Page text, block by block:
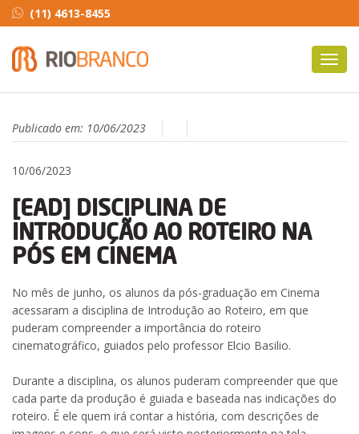
(11) 4613-8455
Publicado em: 10/06/2023
10/06/2023
[EAD] DISCIPLINA DE
INTRODUÇÃO AO ROTEIRO NA
PÓS EM CINEMA
No mês de junho, os alunos da pós-graduação em Cinema
acessaram a disciplina de Introdução ao Roteiro, em que
puderam compreender a importância do roteiro
cinematográfico, guiados pelo professor Elcio Basilio.
Durante a disciplina, os alunos puderam compreender que que
cada parte da produção é guiada e baseada nas indicações do
roteiro. É ele quem irá contar a história, com descrições de